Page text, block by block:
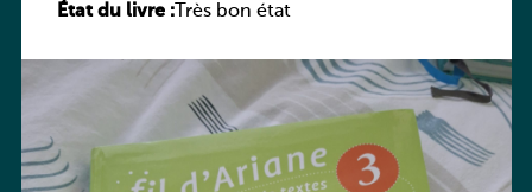
État du livre :Très bon état